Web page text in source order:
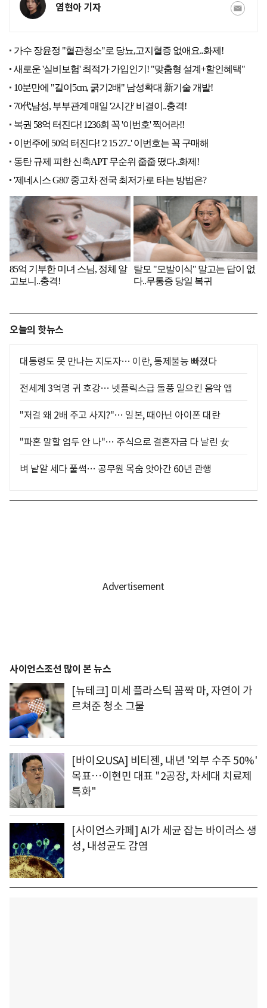
염현아 기자
오늘의 핫뉴스
대통령도 못 만나는 지도자… 이란, 통제불능 빠졌다
전세계 3억명 귀 호강… 넷플릭스급 돌풍 일으킨 음악 앱
"저걸 왜 2배 주고 사지?"… 일본, 때아닌 아이폰 대란
"파혼 말할 엄두 안 나"… 주식으로 결혼자금 다 날린 女
벼 낱알 세다 풀썩… 공무원 목숨 앗아간 60년 관행
사이언스조선 많이 본 뉴스
[뉴테크] 미세 플라스틱 꼼짝 마, 자연이 가
르쳐준 청소 그물
[바이오USA] 비티젠, 내년 '외부 수주 50%'
목표…이현민 대표 "2공장, 차세대 치료제
특화"
[사이언스카페] AI가 세균 잡는 바이러스 생
성, 내성균도 감염